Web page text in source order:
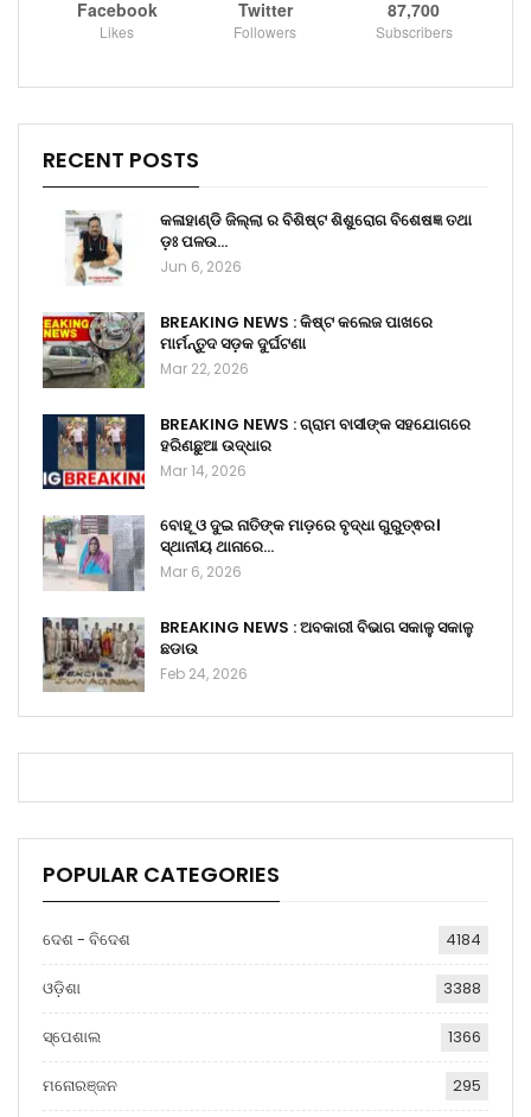
Facebook
Likes
Twitter
Followers
87,700
Subscribers
RECENT POSTS
କଳାହାଣ୍ଡି ଜିଲ୍ଲା ର ବିଶିଷ୍ଟ ଶିଶୁରୋଗ ବିଶେଷଜ୍ଞ ତଥା
ଡ଼ଃ ପଳଉ…
Jun 6, 2026
BREAKING NEWS : କିଷ୍ଟ କଲେଜ ପାଖରେ
ମାର୍ମନ୍ତୁଦ ସଡ଼କ ଦୁର୍ଘଟଣା
Mar 22, 2026
BREAKING NEWS : ଗ୍ରାମ ବାସୀଙ୍କ ସହଯୋଗରେ
ହରିଣଛୁଆ ଉଦ୍ଧାର
Mar 14, 2026
ବୋହୂ ଓ ଦୁଇ ନାତିଙ୍କ ମାଡ଼ରେ ବୃଦ୍ଧା ଗୁରୁତ୍ଵର।
ସ୍ଥାନୀୟ ଥାନାରେ…
Mar 6, 2026
BREAKING NEWS : ଅବକାରୀ ବିଭାଗ ସକାଳୁ ସକାଳୁ
ଛଡାଉ
Feb 24, 2026
POPULAR CATEGORIES
ଦେଶ - ବିଦେଶ 4184
ଓଡ଼ିଶା 3388
ସ୍ପେଶାଲ 1366
ମନୋରଞ୍ଜନ 295